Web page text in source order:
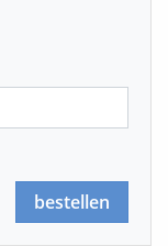
bestellen